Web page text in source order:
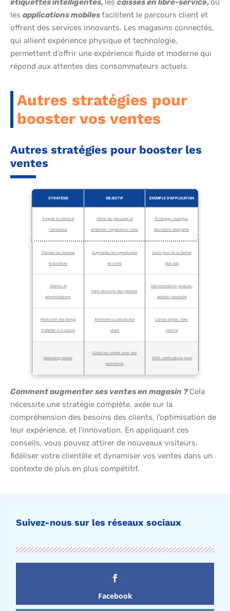
étiquettes intelligentes, les caisses en libre-service,ou
les applications mobilesfacilitent le parcours client et
offrent des services innovants. Les magasins connectés,
qui allient expérience physique et technologie,
permettent d’offrir une expérience fluide et moderne qui
répond aux attentes des consommateurs actuels.
Autres stratégies pour
booster vos ventes
Autres stratégies pour booster les
ventes
STRATÉGIE OBJECTIF EXEMPLE D’APPLICATION
Soigner la vitrine et
l’ambiance
Attirer les passants et
améliorer l’expérience client
Éclairage, musique,
décoration attrayante
Étendre les horaires
d’ouverture
Augmenter les opportunités
de vente
Ouvrir plus tôt ou fermer
plus tard
Ateliers et
démonstrations
Faire découvrir des produits
Démonstrations produits,
ateliers interactifs
Réduction des temps
d’attente à la caisse
Améliorer la satisfaction
client
Caisse rapide, libre-
service
Marketing mobile
Cibler les clients avec des
promotions
SMS, notifications push
Comment augmenter ses ventes en magasin ? Cela
nécessite une stratégie complète, axée sur la
compréhension des besoins des clients, l’optimisation de
leur expérience, et l’innovation. En appliquant ces
conseils, vous pouvez attirer de nouveaux visiteurs,
fidéliser votre clientèle et dynamiser vos ventes dans un
contexte de plus en plus compétitif.
Suivez-nous sur les réseaux sociaux
Facebook